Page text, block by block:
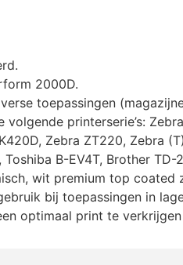
2000D.
toepassingen
volgende printerserie’s:
Zebra ZT220, Zebra
Toshiba B-EV4T, Brother
wit premium top coated
bij toepassingen in
optimaal print te